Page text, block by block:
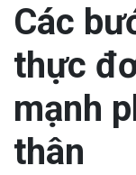
Các
thực
mạnh
thân